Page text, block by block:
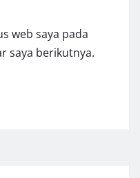
web saya pada
saya berikutnya.